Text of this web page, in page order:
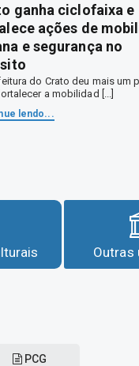
ganha ciclofaixa e
ações de
e segurança no
do Crato deu mais um
a mobilidad [...]
lendo...
Outras
PCG